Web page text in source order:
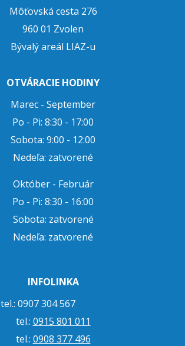
Môťovská cesta 276
960 01 Zvolen
Bývalý areál LIAZ-u
OTVÁRACIE HODINY
Marec - September
Po - Pi: 8:30 - 17:00
Sobota: 9:00 - 12:00
Nedeľa: zatvorené
Október - Február
Po - Pi: 8:30 - 16:00
Sobota: zatvorené
Nedeľa: zatvorené
INFOLINKA
tel.: 0907 304 567
tel.: 0915 801 011
tel.: 0908 377 496